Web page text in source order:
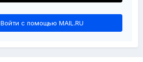
Войти с помощью MAIL.RU